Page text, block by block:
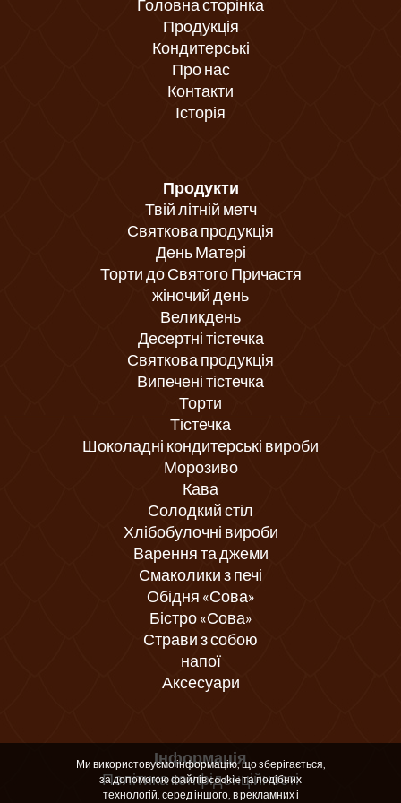
Головна сторінка
Продукція
Кондитерські
Про нас
Контакти
Історія
Продукти
Твій літній метч
Святкова продукція
День Матері
Торти до Святого Причастя
жіночий день
Великдень
Десертні тістечка
Святкова продукція
Випечені тістечка
Торти
Тістечка
Шоколадні кондитерські вироби
Морозиво
Кава
Солодкий стіл
Хлібобулочні вироби
Варення та джеми
Смаколики з печі
Обідня «Сова»
Бістро «Сова»
Страви з собою
напої
Аксесуари
Інформація
Політика конфіденційності
Ми використовуємо інформацію, що зберігається,
за допомогою файлів cookie та подібних
технологій, серед іншого, в рекламних і